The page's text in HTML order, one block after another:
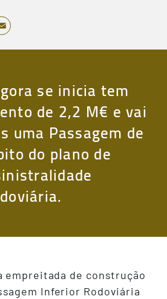
se inicia tem
de 2,2 M€ e vai
uma Passagem de
do plano de
empreitada de construção
Inferior Rodoviária